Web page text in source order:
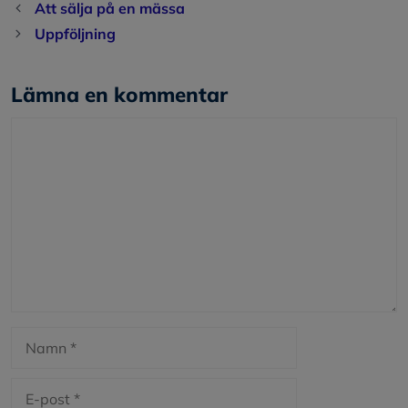
Att sälja på en mässa
Uppföljning
Lämna en kommentar